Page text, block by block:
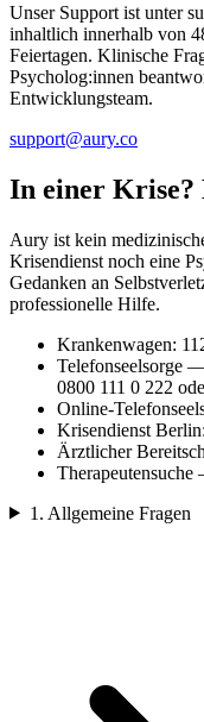
Unser Support ist unter
inhaltlich innerhalb von
Feiertagen. Klinische
Psycholog:innen
Entwicklungsteam.
support@aury.co
In einer
Aury ist kein
Krisendienst noch eine
Gedanken an
professionelle Hilfe.
Krankenwagen:
Telefonseelsorge
0800 111 0 222
Online-
Krisendienst
Ärztlicher
1. Allgemeine Fragen